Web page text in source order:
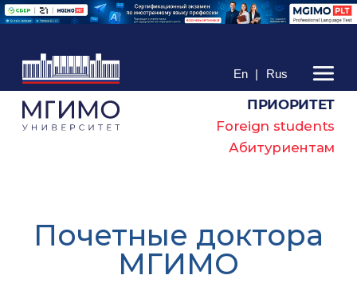
En | Rus
ПРИОРИТЕТ
Foreign students
Абитуриентам
Почетные доктора
МГИМО